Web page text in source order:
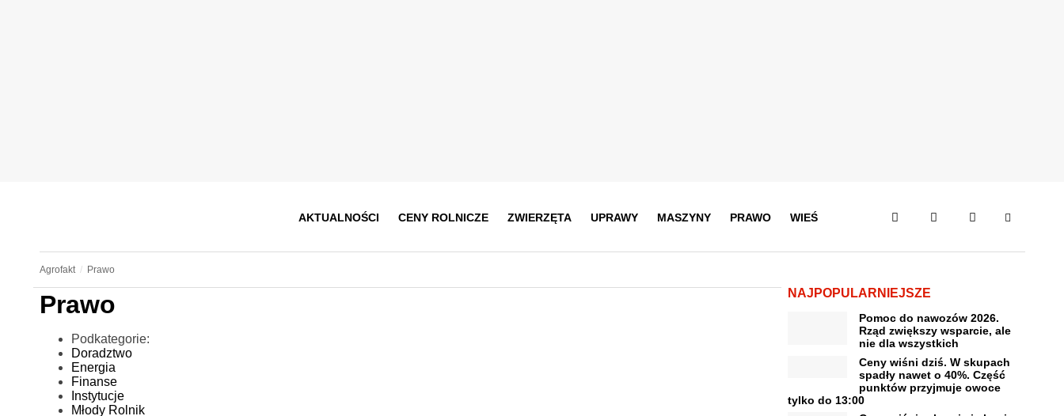
AKTUALNOŚCI CENY ROLNICZE ZWIERZĘTA UPRAWY MASZYNY PRAWO WIEŚ
Agrofakt Prawo
Prawo
Podkategorie:
Doradztwo
Energia
Finanse
Instytucje
Młody Rolnik
NAJPOPULARNIEJSZE
Pomoc do nawozów 2026.
Rząd zwiększy wsparcie, ale
nie dla wszystkich
Ceny wiśni dziś. W skupach
spadły nawet o 40%. Część
punktów przyjmuje owoce
tylko do 13:00